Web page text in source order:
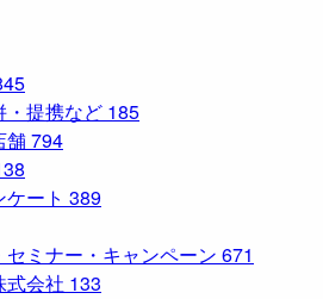
・提携など 185
舗794
ート 389
セミナー・キャンペーン 671
式会社 133